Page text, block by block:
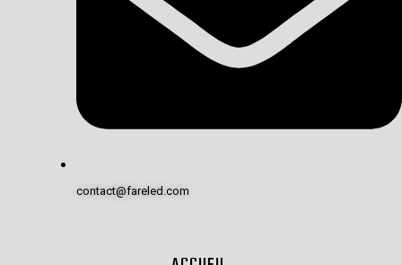
contact@fareled.com